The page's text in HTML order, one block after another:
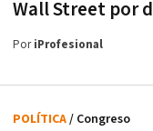
Wall Street por
PoriProfesional
POLÍTICA/ Congreso